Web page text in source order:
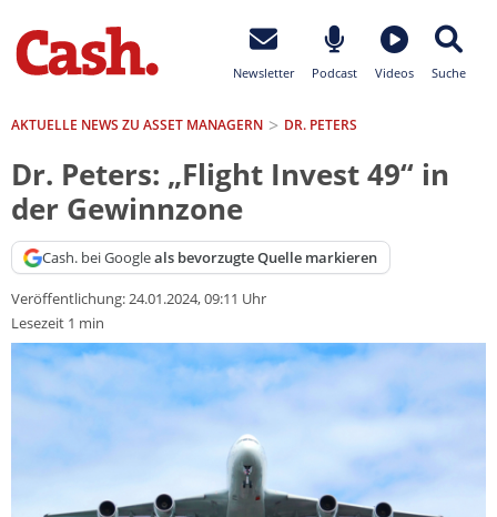
Newsletter Podcast Videos Suche
AKTUELLE NEWS ZU ASSET MANAGERN DR. PETERS
Dr. Peters: „Flight Invest 49“ in
der Gewinnzone
Cash. bei Googleals bevorzugte Quelle markieren
Veröffentlichung:24.01.2024, 09:11 Uhr
Lesezeit 1 min